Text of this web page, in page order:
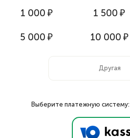
1 000 ₽ 1 500 ₽
5 000 ₽ 10 000 ₽
Выберите платежную систему: